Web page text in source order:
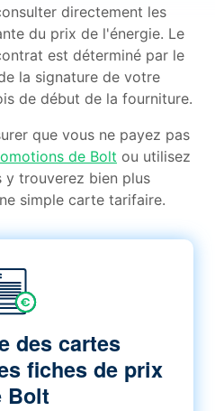
directement les
du prix de l'énergie. Le
est déterminé par le
la signature de votre
de début de la fourniture.
que vous ne payez pas
de Bolt ou utilisez
y trouverez bien plus
simple carte tarifaire.
des cartes
fiches de prix
Bolt